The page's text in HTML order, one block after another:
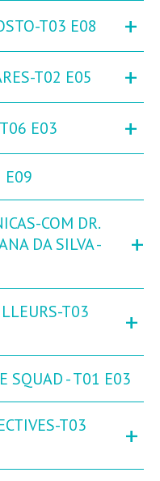
T03 E08 +
T02 E05 +
E03 +
E09
COM DR.
DA SILVA -
+
T03
+
SQUAD - T01 E03
T03
+